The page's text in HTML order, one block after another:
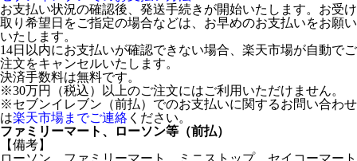
お支払い状況の確認後、発送手続きが開始いたします。お受け
取り希望日をご指定の場合などは、お早めのお支払いをお願い
いたします。
14日以内にお支払いが確認できない場合、楽天市場が自動でご
注文をキャンセルいたします。
決済手数料は無料です。
※30万円（税込）以上のご注文にはご利用いただけません。
※セブンイレブン（前払）でのお支払いに関するお問い合わせ
は楽天市場までご連絡 ください。
ファミリーマート、ローソン等（前払）
【備考】